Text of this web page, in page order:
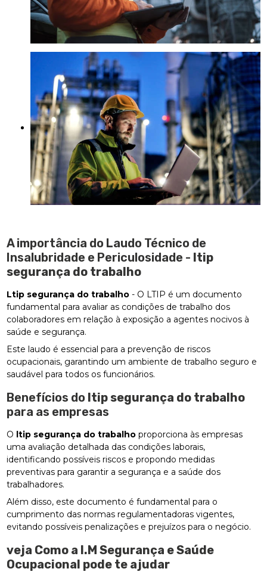
A importância do Laudo Técnico de
Insalubridade e Periculosidade - ltip
segurança do trabalho
Ltip segurança do trabalho - O LTIP é um documento
fundamental para avaliar as condições de trabalho dos
colaboradores em relação à exposição a agentes nocivos à
saúde e segurança.
Este laudo é essencial para a prevenção de riscos
ocupacionais, garantindo um ambiente de trabalho seguro e
saudável para todos os funcionários.
Benefícios do ltip segurança do trabalho
para as empresas
O ltip segurança do trabalho proporciona às empresas
uma avaliação detalhada das condições laborais,
identificando possíveis riscos e propondo medidas
preventivas para garantir a segurança e a saúde dos
trabalhadores.
Além disso, este documento é fundamental para o
cumprimento das normas regulamentadoras vigentes,
evitando possíveis penalizações e prejuízos para o negócio.
veja Como a I.M Segurança e Saúde
Ocupacional pode te ajudar